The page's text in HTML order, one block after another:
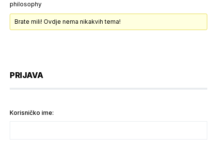
philosophy
Brate mili! Ovdje nema nikakvih tema!
PRIJAVA
Korisničko ime: